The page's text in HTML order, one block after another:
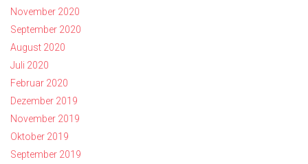
November 2020
September 2020
August 2020
Juli 2020
Februar 2020
Dezember 2019
November 2019
Oktober 2019
September 2019